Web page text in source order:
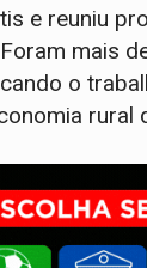
e reuniu
mais
o
rural